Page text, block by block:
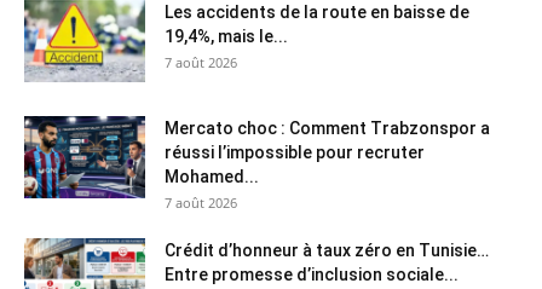
Les accidents de la route en baisse de
19,4%, mais le...
7 août 2026
Mercato choc : Comment Trabzonspor a
réussi l’impossible pour recruter
Mohamed...
7 août 2026
Crédit d’honneur à taux zéro en Tunisie…
Entre promesse d’inclusion sociale...